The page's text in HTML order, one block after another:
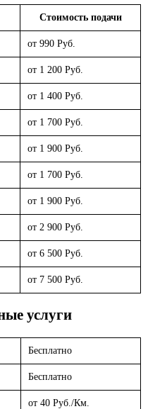
Стоимость подачи
от 990 Руб.
от 1 200 Руб.
от 1 400 Руб.
от 1 700 Руб.
от 1 900 Руб.
от 1 700 Руб.
от 1 900 Руб.
от 2 900 Руб.
от 6 500 Руб.
от 7 500 Руб.
услуги
Бесплатно
Бесплатно
от 40 Руб./Км.